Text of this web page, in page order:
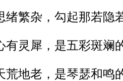
繁杂，勾起那若隐
灵犀，是五彩斑斓
地老，是琴瑟和鸣